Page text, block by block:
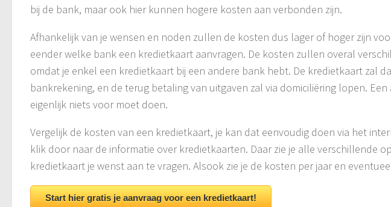
bij de bank, maar ook hier kunnen hogere kosten aan verbonden zijn.
Afhankelijk van je wensen en noden zullen de kosten dus lager of hoger zijn
eender welke bank een kredietkaart aanvragen. De kosten zullen overal
omdat je enkel een kredietkaart bij een andere bank hebt. De kredietkaart zal
bankrekening, en de terug betaling van uitgaven zal via domiciliëring lopen.
eigenlijk niets voor moet doen.
Vergelijk de kosten van een kredietkaart, je kan dat eenvoudig doen via het
klik door naar de informatie over kredietkaarten. Daar zie je alle verschillende
kredietkaart je wenst aan te vragen. Alsook zie je de kosten per jaar en
Start hier gratis je aanvraag voor een kredietkaart!